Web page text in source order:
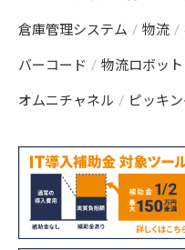
倉庫管理システム 物流
バーコード 物流ロボット
オムニチャネル ピッキ